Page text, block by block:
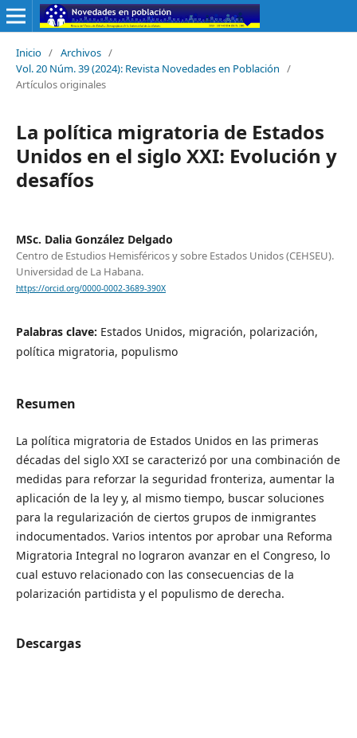
Inicio / Archivos /
Vol. 20 Núm. 39 (2024): Revista Novedades en Población /
Artículos originales
La política migratoria de Estados
Unidos en el siglo XXI: Evolución y
desafíos
MSc. Dalia González Delgado
Centro de Estudios Hemisféricos y sobre Estados Unidos (CEHSEU).
Universidad de La Habana.
https://orcid.org/0000-0002-3689-390X
Palabras clave: Estados Unidos, migración, polarización,
política migratoria, populismo
Resumen
La política migratoria de Estados Unidos en las primeras
décadas del siglo XXI se caracterizó por una combinación de
medidas para reforzar la seguridad fronteriza, aumentar la
aplicación de la ley y, al mismo tiempo, buscar soluciones
para la regularización de ciertos grupos de inmigrantes
indocumentados. Varios intentos por aprobar una Reforma
Migratoria Integral no lograron avanzar en el Congreso, lo
cual estuvo relacionado con las consecuencias de la
polarización partidista y el populismo de derecha.
Descargas